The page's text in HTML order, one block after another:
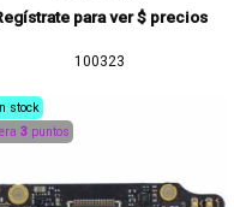
para ver $ precios
100323
stock
3 puntos